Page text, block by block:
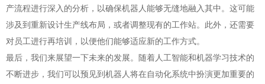
产流程进行深入的分析，以确保机器人能够无缝地融入其中。这可能
涉及到重新设计生产线布局，或者调整现有的工作站。此外，还需要
对员工进行再培训，以便他们能够适应新的工作方式。
最后，我们来展望一下未来的发展。随着人工智能和机器学习技术的
不断进步，我们可以预见到机器人将在自动化系统中扮演更加重要的